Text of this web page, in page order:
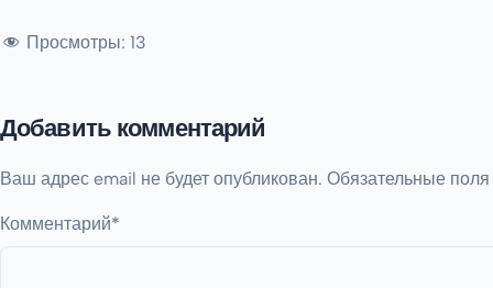
Просмотры: 13
Добавить комментарий
Ваш адрес email не будет опубликован. Обязательные
Комментарий*